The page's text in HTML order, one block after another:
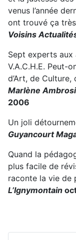
venus l’année
ont trouvé ça
Voisins
Sept experts aux
V.A.C.H.E. Peut-
d’Art, de Culture,
Marlène
2006
Un joli
Guyancourt
Quand la
plus facile de
raconte la vie de
L’Ignymontain